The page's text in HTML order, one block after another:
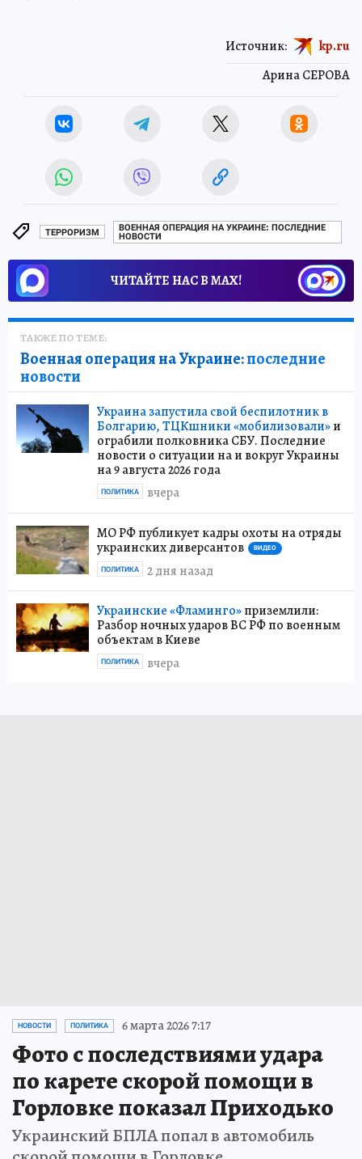
Арина СЕРОВА
Источник: kp.ru
ТЕРРОРИЗМ
ВОЕННАЯ ОПЕРАЦИЯ НА УКРАИНЕ: ПОСЛЕДНИЕ
НОВОСТИ
ЧИТАЙТЕ НАС В МАХ!
ТАКЖЕ ПО ТЕМЕ:
Военная операция на Украине:последние
новости
Украина запустила свой беспилотник в
Болгарию, ТЦКшники «мобилизовали»и
ограбили полковника СБУ. Последние
новости о ситуации на и вокруг Украины
на 9 августа 2026 года
вчера
ПОЛИТИКА
МО РФ публикует кадры охоты на отряды
украинских диверсантов
ВИДЕО
2 дня назад
ПОЛИТИКА
Украинские «Фламинго»приземлили:
Разбор ночных ударов ВС РФ по военным
объектам в Киеве
вчера
ПОЛИТИКА
НОВОСТИ ПОЛИТИКА 6 марта 2026 7:17
Фото с последствиями удара
по карете скорой помощи в
Горловке показал Приходько
Украинский БПЛА попал в автомобиль